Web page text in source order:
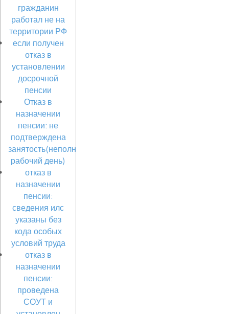
гражданин
работал не на
территории РФ
если получен
отказ в
установлении
досрочной
пенсии
Отказ в
назначении
пенсии: не
подтверждена
занятость(неполный
рабочий день)
отказ в
назначении
пенсии:
сведения илс
указаны без
кода особых
условий труда
отказ в
назначении
пенсии:
проведена
СОУТ и